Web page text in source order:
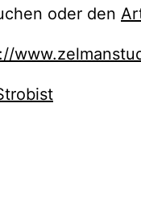
oder den